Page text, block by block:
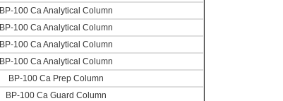
BP-100 Ca Analytical Column
BP-100 Ca Analytical Column
BP-100 Ca Analytical Column
BP-100 Ca Analytical Column
BP-100 Ca Prep Column
BP-100 Ca Guard Column